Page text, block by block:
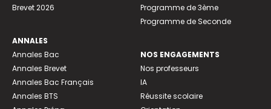
Brevet 2026
ANNALES
Annales Bac
Annales Brevet
Annales Bac Français
Annales BTS
Programme de 3ème
Programme de Seconde
NOS ENGAGEMENTS
Nos professeurs
IA
Réussite scolaire